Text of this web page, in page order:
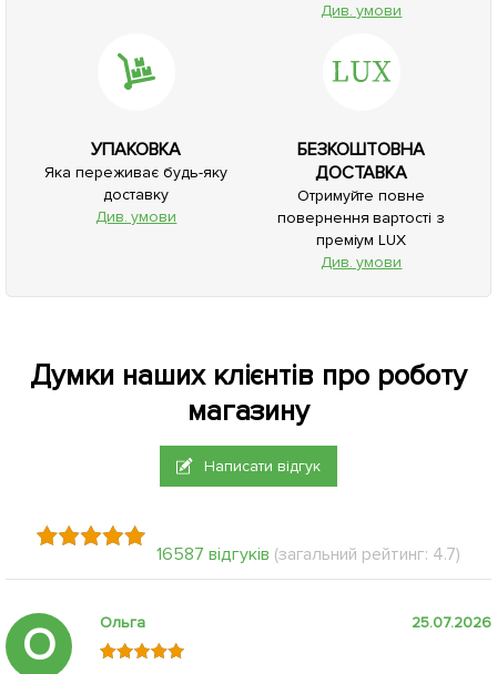
Див. умови
УПАКОВКА
Яка переживає будь-яку
доставку
Див. умови
БЕЗКОШТОВНА
ДОСТАВКА
Отримуйте повне
повернення вартості з
преміум LUX
Див. умови
Думки наших клієнтів про роботу
магазину
Написати відгук
16587 відгуків (загальний рейтинг: 4.7)
О Ольга 25.07.2026